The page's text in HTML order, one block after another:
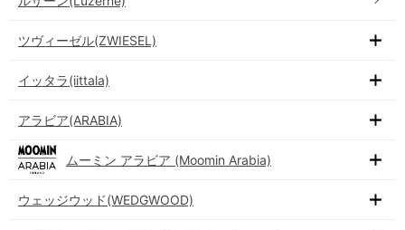
ツヴィーゼル(ZWIESEL)
イッタラ(iittala)
アラビア(ARABIA)
ムーミン アラビア (Moomin Arabia)
ウェッジウッド(WEDGWOOD)